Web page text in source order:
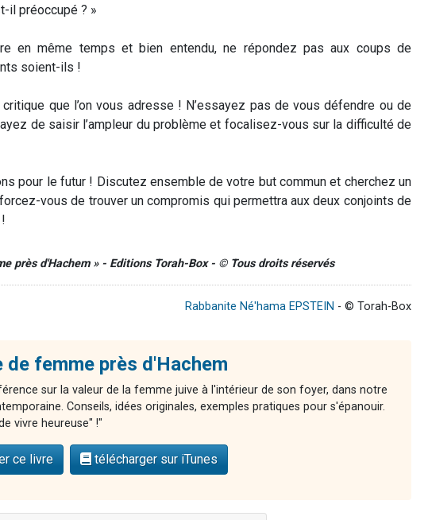
il préoccupé ? »
en même temps et bien entendu, ne répondez pas aux coups de
soient-ils !
que l’on vous adresse ! N’essayez pas de vous défendre ou de
de saisir l’ampleur du problème et focalisez-vous sur la difficulté de
pour le futur ! Discutez ensemble de votre but commun et cherchez un
vous de trouver un compromis qui permettra aux deux conjoints de
près d'Hachem » - Editions Torah-Box - © Tous droits réservés
Rabbanite Né'hama EPSTEIN - © Torah-Box
de femme près d'Hachem
sur la valeur de la femme juive à l'intérieur de son foyer, dans notre
Conseils, idées originales, exemples pratiques pour s'épanouir.
vivre heureuse" !"
ce livre télécharger sur iTunes